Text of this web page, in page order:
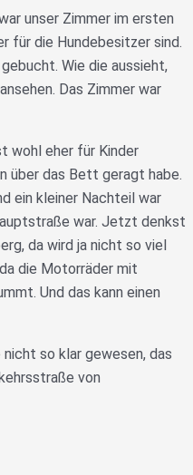
unser Zimmer im ersten
für die Hundebesitzer sind.
Wie die aussieht,
Das Zimmer war
wohl eher für Kinder
über das Bett geragt habe.
ein kleiner Nachteil war
war. Jetzt denkst
da wird ja nicht so viel
die Motorräder mit
Und das kann einen
so klar gewesen, das
von